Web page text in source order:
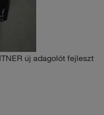
új adagolót fejleszt